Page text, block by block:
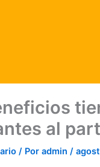
al
/ Poradmin/